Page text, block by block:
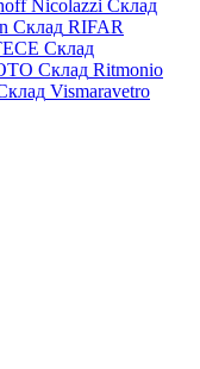
Nicolazzi Склад
Склад RIFAR
Склад
Склад Ritmonio
Vismaravetro